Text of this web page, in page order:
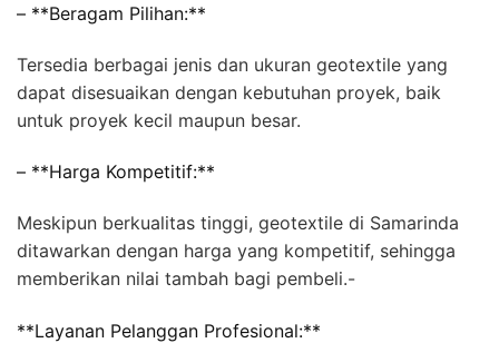
– **Beragam Pilihan:**
Tersedia berbagai jenis dan ukuran geotextile yang
dapat disesuaikan dengan kebutuhan proyek, baik
untuk proyek kecil maupun besar.
– **Harga Kompetitif:**
Meskipun berkualitas tinggi, geotextile di Samarinda
ditawarkan dengan harga yang kompetitif, sehingga
memberikan nilai tambah bagi pembeli.-
**Layanan Pelanggan Profesional:**